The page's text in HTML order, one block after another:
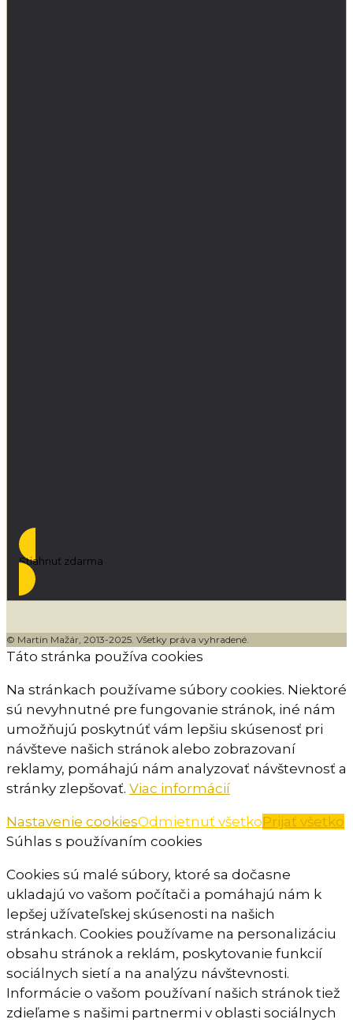
Stiahnuť zdarma
© Martin Mažár, 2013-2025. Všetky práva vyhradené.
Táto stránka používa cookies
Na stránkach používame súbory cookies. Niektoré
sú nevyhnutné pre fungovanie stránok, iné nám
umožňujú poskytnúť vám lepšiu skúsenosť pri
návšteve našich stránok alebo zobrazovaní
reklamy, pomáhajú nám analyzovať návštevnosť a
stránky zlepšovať. Viac informácií
Nastavenie cookiesOdmietnuť všetkoPrijať všetko
Súhlas s používaním cookies
Cookies sú malé súbory, ktoré sa dočasne
ukladajú vo vašom počítači a pomáhajú nám k
lepšej užívateľskej skúsenosti na našich
stránkach. Cookies používame na personalizáciu
obsahu stránok a reklám, poskytovanie funkcií
sociálnych sietí a na analýzu návštevnosti.
Informácie o vašom používaní našich stránok tiež
zdieľame s našimi partnermi v oblasti sociálnych